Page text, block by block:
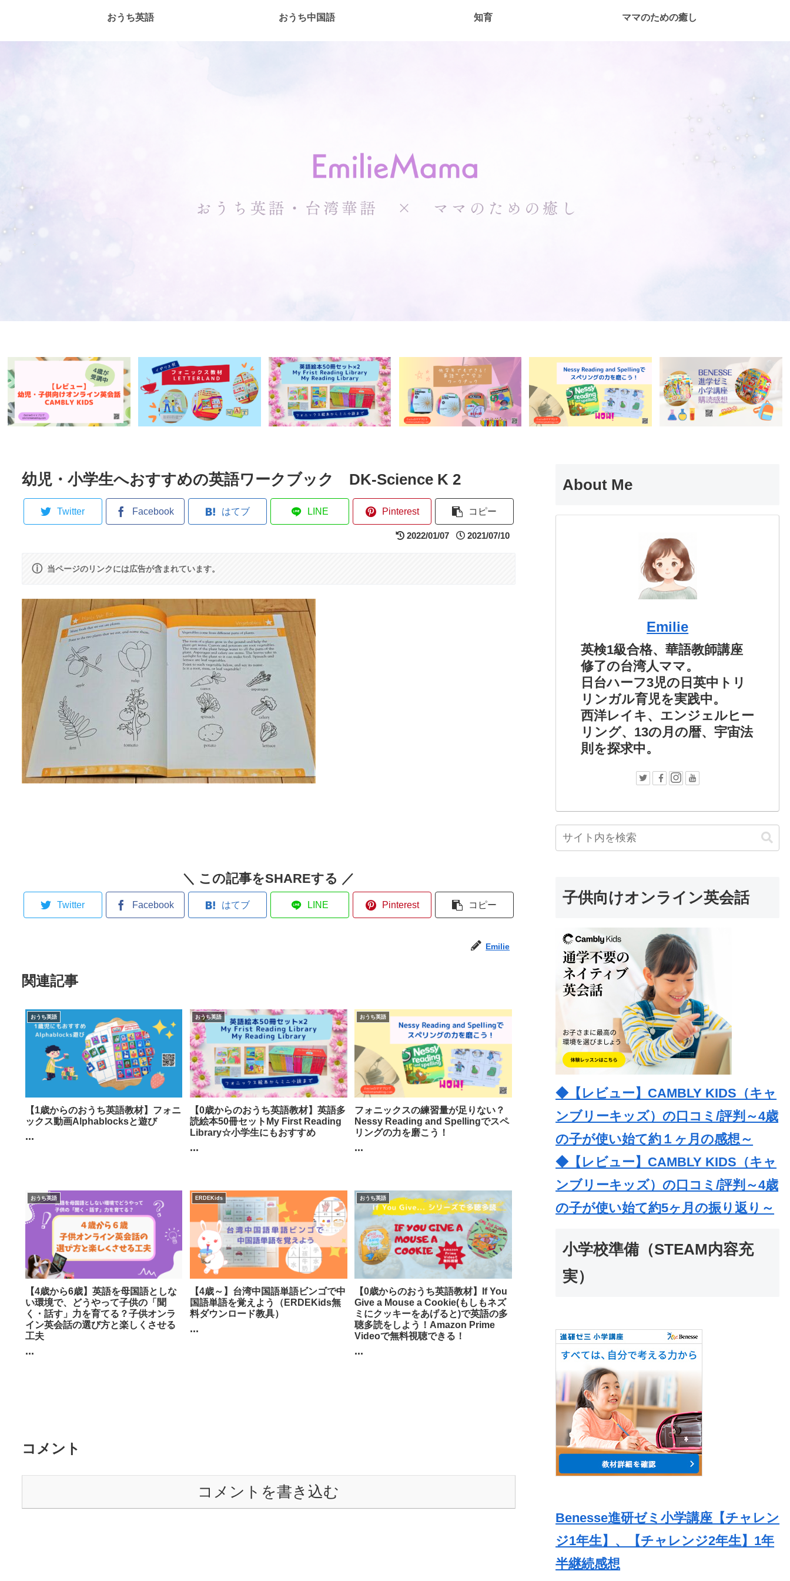
おうち英語 おうち中国語 知育 ママのための癒し
幼児・小学生へおすすめの英語ワークブック DK-Science K 2
Twitter Facebook はてブ LINE Pinterest コピー
2022/01/07 2021/07/10
ⓘ 当ページのリンクには広告が含まれています。
＼ この記事をSHAREする ／
Twitter Facebook はてブ LINE Pinterest コピー
Emilie
関連記事
おうち英語
【1歳からのおうち英語教材】フォニ
ックス動画Alphablocksと遊び
...
おうち英語
【0歳からのおうち英語教材】英語多
読絵本50冊セットMy First Reading
Library☆小学生にもおすすめ
...
おうち英語
フォニックスの練習量が足りない？
Nessy Reading and Spellingでスペ
リングの力を磨こう！
...
おうち英語
【4歳から6歳】英語を母国語としな
い環境で、どうやって子供の「聞
く・話す」力を育てる？子供オンラ
イン英会話の選び方と楽しくさせる
工夫
...
ERDEKids
【4歳～】台湾中国語単語ビンゴで中
国語単語を覚えよう（ERDEKids無
料ダウンロード教具）
...
おうち英語
【0歳からのおうち英語教材】If You
Give a Mouse a Cookie(もしもネズ
ミにクッキーをあげると)で英語の多
聴多読をしよう！Amazon Prime
Videoで無料視聴できる！
...
コメント
コメントを書き込む
About Me
Emilie
英検1級合格、華語教師講座
修了の台湾人ママ。
日台ハーフ3児の日英中トリ
リンガル育児を実践中。
西洋レイキ、エンジェルヒー
リング、13の月の暦、宇宙法
則を探求中。
子供向けオンライン英会話
◆【レビュー】CAMBLY KIDS（キャ
ンブリーキッズ）の口コミ/評判～4歳
の子が使い始て約１ヶ月の感想～
◆【レビュー】CAMBLY KIDS（キャ
ンブリーキッズ）の口コミ/評判～4歳
の子が使い始て約5ヶ月の振り返り～
小学校準備（STEAM内容充
実）
Benesse進研ゼミ小学講座【チャレン
ジ1年生】、【チャレンジ2年生】1年
半継続感想